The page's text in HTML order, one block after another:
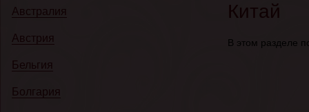
Австралия
Австрия
Бельгия
Болгария
Китай
В этом разделе